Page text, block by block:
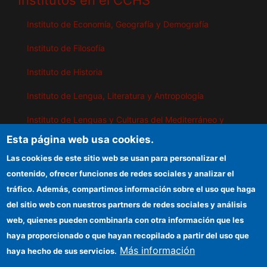
Instituto de Economía, Geografía y Demografía
Instituto de Filosofía
Instituto de Historia
Instituto de Lengua, Literatura y Antropología
Instituto de Lenguas y Culturas del Mediterráneo y
Instituto de Políticas y Bienes Públicos
IEGD
Sede electrónica CSIC
Organismos financiadores
Esta página web usa cookies.
Las cookies de este sitio web se usan para personalizar el
contenido, ofrecer funciones de redes sociales y analizar el
tráfico. Además, compartimos información sobre el uso que haga
del sitio web con nuestros partners de redes sociales y análisis
web, quienes pueden combinarla con otra información que les
haya proporcionado o que hayan recopilado a partir del uso que
haya hecho de sus servicios. Más información